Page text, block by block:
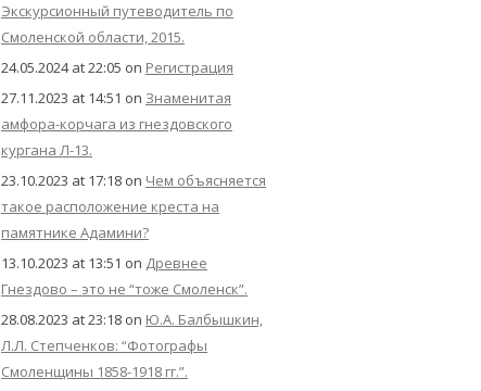
Экскурсионный путеводитель по
Смоленской области, 2015.
24.05.2024 at 22:05 on Регистрация
27.11.2023 at 14:51 on Знаменитая
амфора-корчага из гнездовского
кургана Л-13.
23.10.2023 at 17:18 on Чем объясняется
такое расположение креста на
памятнике Адамини?
13.10.2023 at 13:51 on Древнее
Гнездово – это не “тоже Смоленск”.
28.08.2023 at 23:18 on Ю.А. Балбышкин,
Л.Л. Степченков: “Фотографы
Смоленщины 1858-1918 гг.”.